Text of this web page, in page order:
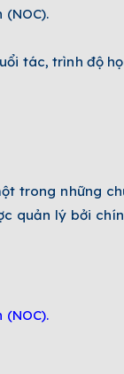
tác, trình độ
trong những
quản lý bởi
(NOC).